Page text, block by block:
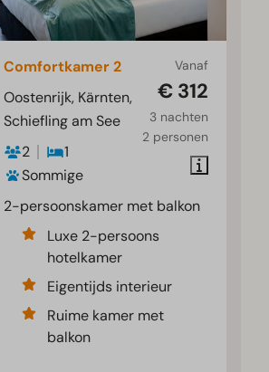
Vanaf
€ 312
3 nachten
2 personen
Comfortkamer 2
Oostenrijk, Kärnten,
Schiefling am See
2
1
Sommige
2-persoonskamer met balkon
Luxe 2-persoons
hotelkamer
Eigentijds interieur
Ruime kamer met
balkon